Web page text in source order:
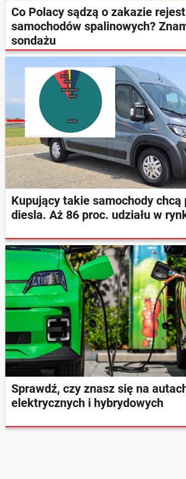
Co Polacy sądzą o zakazie
samochodów spalinowych?
sondażu
Kupujący takie samochody
diesla. Aż 86 proc. udziału w
Sprawdź, czy znasz się na
elektrycznych i hybrydowych